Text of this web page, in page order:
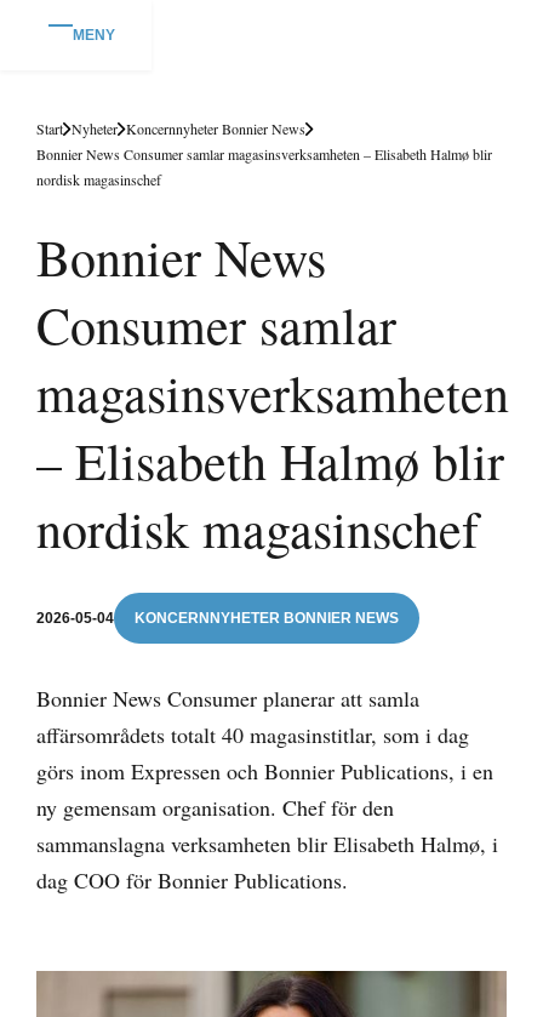
MENY
Start Nyheter Koncernnyheter Bonnier News
Bonnier News Consumer samlar magasinsverksamheten – Elisabeth Halmø blir
nordisk magasinschef
Bonnier News
Consumer samlar
magasinsverksamheten
– Elisabeth Halmø blir
nordisk magasinschef
2026-05-04 KONCERNNYHETER BONNIER NEWS
Bonnier News Consumer planerar att samla
affärsområdets totalt 40 magasinstitlar, som i dag
görs inom Expressen och Bonnier Publications, i en
ny gemensam organisation. Chef för den
sammanslagna verksamheten blir Elisabeth Halmø, i
dag COO för Bonnier Publications.